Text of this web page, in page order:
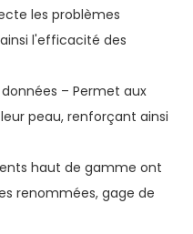
les problèmes
l'efficacité des
– Permet aux
peau, renforçant ainsi
haut de gamme ont
renommées, gage de